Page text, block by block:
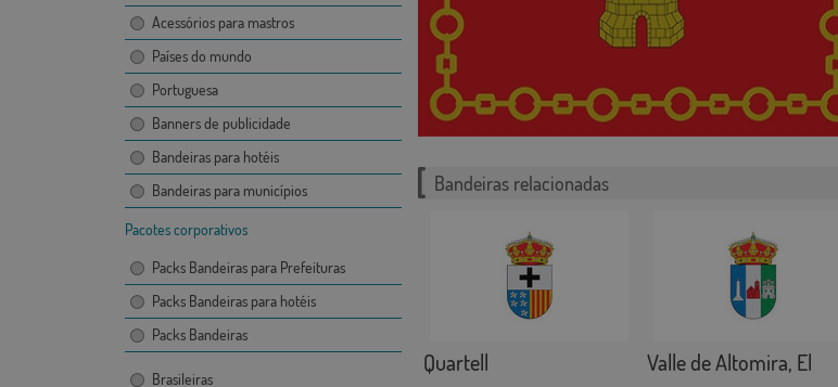
Acessórios para mastros
Países do mundo
Portuguesa
Banners de publicidade
Bandeiras para hotéis
Bandeiras para municípios
Pacotes corporativos
Packs Bandeiras para Prefeituras
Packs Bandeiras para hotéis
Packs Bandeiras
Brasileiras
Bandeiras relacionadas
Quartell Valle de Altomira, El